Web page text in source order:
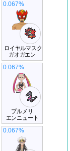
ロイヤルマスク
ガオガエン
0.067%
プルメリ
エンニュート
0.067%
0.067%